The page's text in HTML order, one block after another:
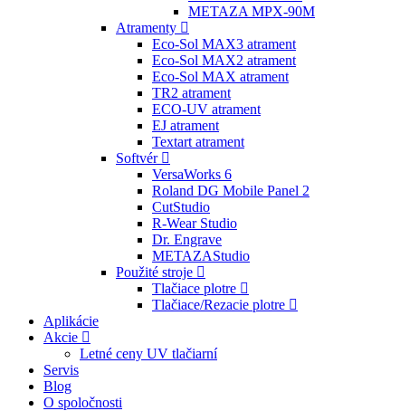
METAZA MPX-90M
Atramenty
Eco-Sol MAX3 atrament
Eco-Sol MAX2 atrament
Eco-Sol MAX atrament
TR2 atrament
ECO-UV atrament
EJ atrament
Textart atrament
Softvér
VersaWorks 6
Roland DG Mobile Panel 2
CutStudio
R-Wear Studio
Dr. Engrave
METAZAStudio
Použité stroje
Tlačiace plotre
Tlačiace/Rezacie plotre
Aplikácie
Akcie
Letné ceny UV tlačiarní
Servis
Blog
O spoločnosti